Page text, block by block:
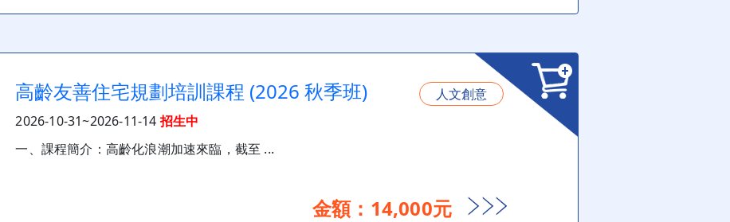
高齡友善住宅規劃培訓課程 (2026 秋季班)
人文創意
2026-10-31~2026-11-14 招生中
一、課程簡介：高齡化浪潮加速來臨，截至 ...
金額：14,000元